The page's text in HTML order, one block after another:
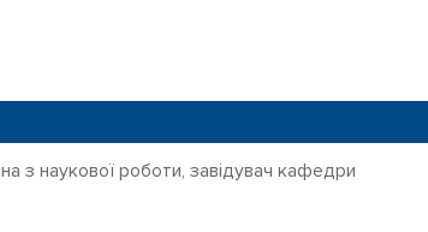
з наукової роботи, завідувач кафедри